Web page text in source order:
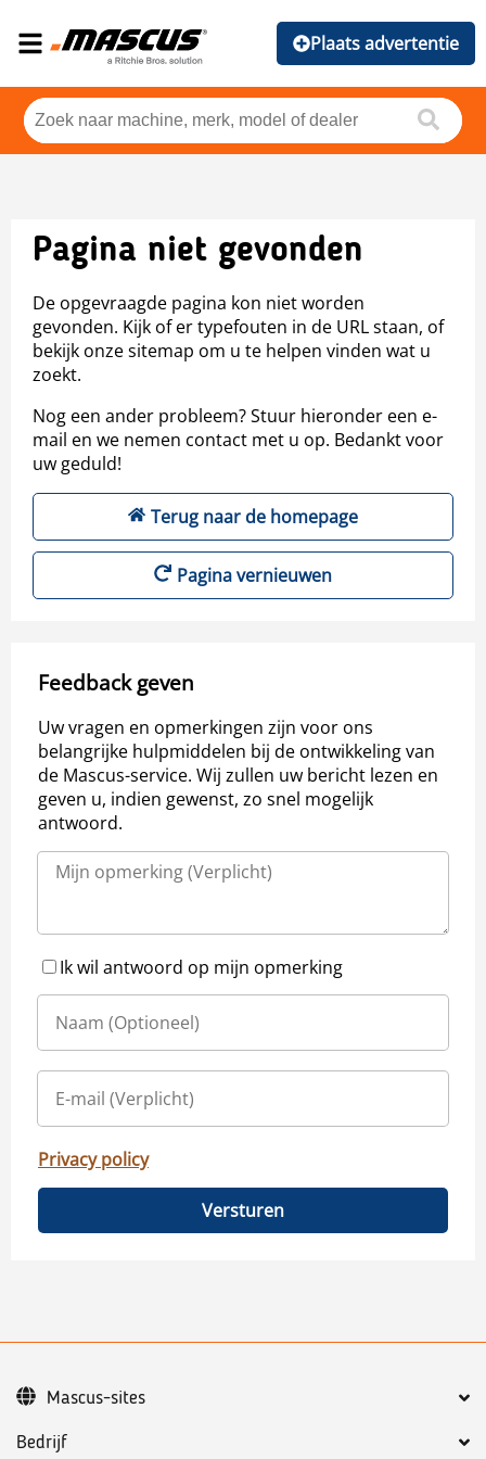
Plaats advertentie
Pagina niet gevonden
De opgevraagde pagina kon niet worden
gevonden. Kijk of er typefouten in de URL staan, of
bekijk onze sitemap om u te helpen vinden wat u
zoekt.
Nog een ander probleem? Stuur hieronder een e-
mail en we nemen contact met u op. Bedankt voor
uw geduld!
Terug naar de homepage
Pagina vernieuwen
Feedback geven
Uw vragen en opmerkingen zijn voor ons
belangrijke hulpmiddelen bij de ontwikkeling van
de Mascus-service. Wij zullen uw bericht lezen en
geven u, indien gewenst, zo snel mogelijk
antwoord.
Ik wil antwoord op mijn opmerking
Privacy policy
Versturen
Bedrijf
Mascus-sites